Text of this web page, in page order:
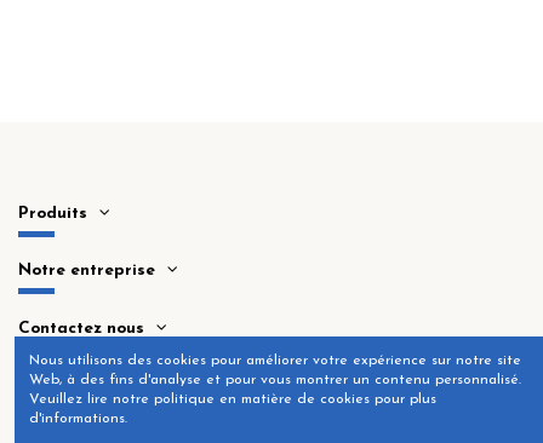
Produits
Notre entreprise
Contactez nous
Nous utilisons des cookies pour améliorer votre expérience sur notre site
Web, à des fins d'analyse et pour vous montrer un contenu personnalisé.
Veuillez lire notre politique en matière de cookies pour plus
d'informations.